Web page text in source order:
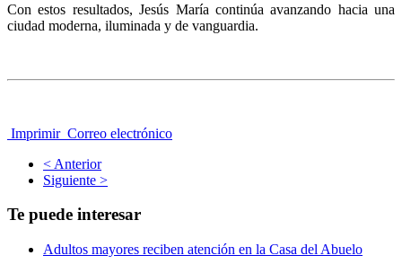
Con estos resultados, Jesús María continúa avanzando hacia una
ciudad moderna, iluminada y de vanguardia.
Imprimir Correo electrónico
< Anterior
Siguiente >
Te puede interesar
Adultos mayores reciben atención en la Casa del Abuelo